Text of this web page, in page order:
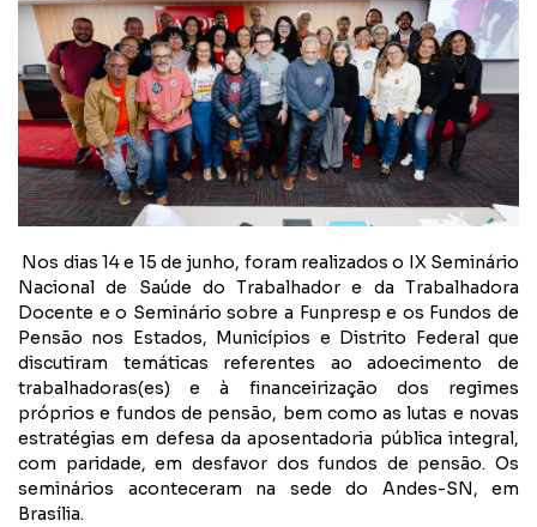
Nos dias 14 e 15 de junho, foram realizados o IX Seminário
Nacional de Saúde do Trabalhador e da Trabalhadora
Docente e o Seminário sobre a Funpresp e os Fundos de
Pensão nos Estados, Municípios e Distrito Federal que
discutiram temáticas referentes ao adoecimento de
trabalhadoras(es) e à financeirização dos regimes
próprios e fundos de pensão, bem como as lutas e novas
estratégias em defesa da aposentadoria pública integral,
com paridade, em desfavor dos fundos de pensão. Os
seminários aconteceram na sede do Andes-SN, em
Brasília.